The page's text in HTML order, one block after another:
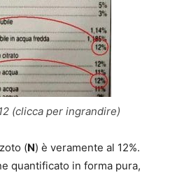
(clicca per ingrandire)
(N) è veramente al 12%.
quantificato in forma pura,